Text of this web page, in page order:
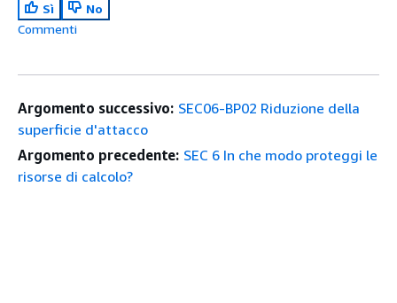
Sì
No
Commenti
Argomento successivo: SEC06-BP02 Riduzione della
superficie d'attacco
Argomento precedente: SEC 6 In che modo proteggi le
risorse di calcolo?